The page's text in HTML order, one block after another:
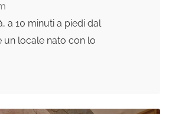
a 10 minuti a piedi dal
un locale nato con lo